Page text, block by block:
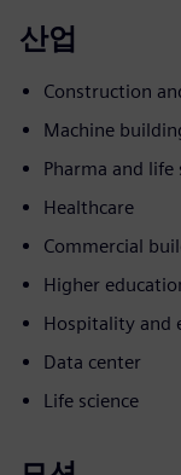
산업
Construction
Machine
Pharma and life
Healthcare
Commercial
Higher
Hospitality and
Data center
Life science